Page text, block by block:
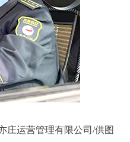
庄运营管理有限公司/供图